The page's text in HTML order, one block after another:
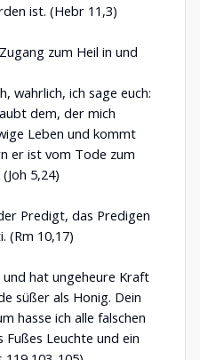
ist. (Hebr 11,3)
zum Heil in und
wahrlich, ich sage euch:
dem, der mich
Leben und kommt
er ist vom Tode zum
5,24)
Predigt, das Predigen
(Rm 10,17)
hat ungeheure Kraft
süßer als Honig. Dein
hasse ich alle falschen
Leuchte und ein